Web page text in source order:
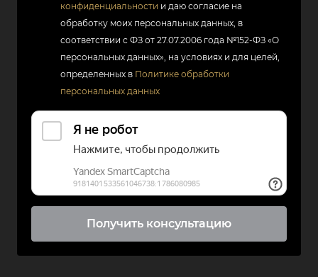
конфиденциальности и даю согласие на
обработку моих персональных данных, в
соответствии с ФЗ от 27.07.2006 года №152-ФЗ «О
персональных данных», на условиях и для целей,
определенных в Политике обработки
персональных данных
Получить консультацию